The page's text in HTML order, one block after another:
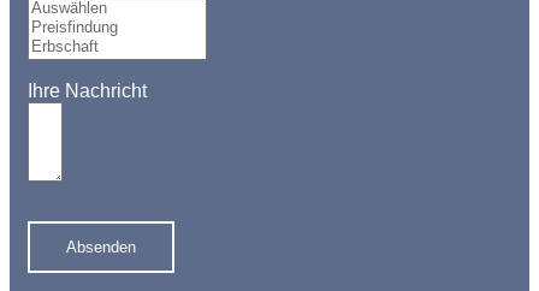
Ihre Nachricht
Absenden